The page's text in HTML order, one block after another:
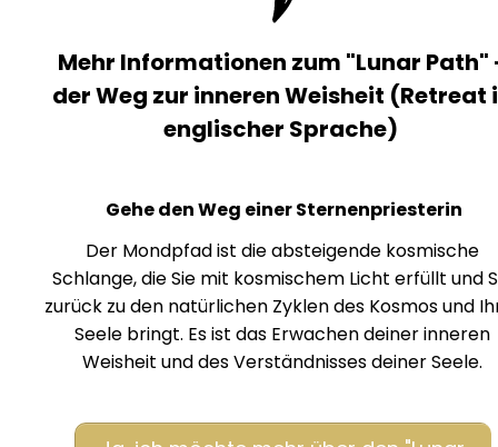
Mehr Informationen zum "Lunar Path"
der Weg zur inneren Weisheit (Retreat
englischer Sprache)
Gehe den Weg einer Sternenpriesterin
Der Mondpfad ist die absteigende kosmische
Schlange, die Sie mit kosmischem Licht erfüllt und
zurück zu den natürlichen Zyklen des Kosmos und
Seele bringt. Es ist das Erwachen deiner inneren
Weisheit und des Verständnisses deiner Seele.